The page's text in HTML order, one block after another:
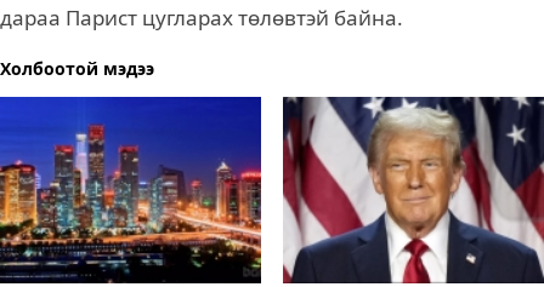
дараа Парист цугларах төлөвтэй байна.
Холбоотой мэдээ